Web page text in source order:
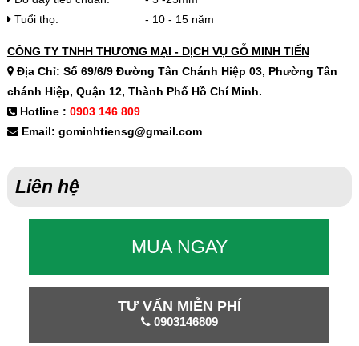
Tuổi thọ:
- 10 - 15 năm
CÔNG TY TNHH THƯƠNG MẠI - DỊCH VỤ GỖ MINH TIẾN
Địa Chỉ: Số 69/6/9 Đường Tân Chánh Hiệp 03, Phường Tân
chánh Hiệp, Quận 12, Thành Phố Hồ Chí Minh.
Hotline : 0903 146 809
Email: gominhtiensg@gmail.com
Liên hệ
MUA NGAY
TƯ VẤN MIỄN PHÍ
0903146809